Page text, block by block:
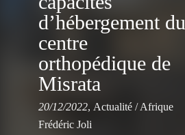
d’hébergement du
centre
orthopédique de
Misrata
20/12/2022, Actualité /Afrique
Frédéric Joli